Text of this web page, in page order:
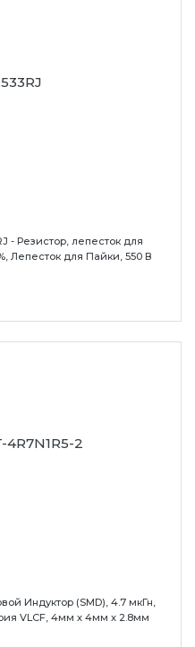
- Резистор, лепесток для
Лепесток для Пайки, 550 В
Индуктор (SMD), 4.7 мкГн,
VLCF, 4мм x 4мм x 2.8мм